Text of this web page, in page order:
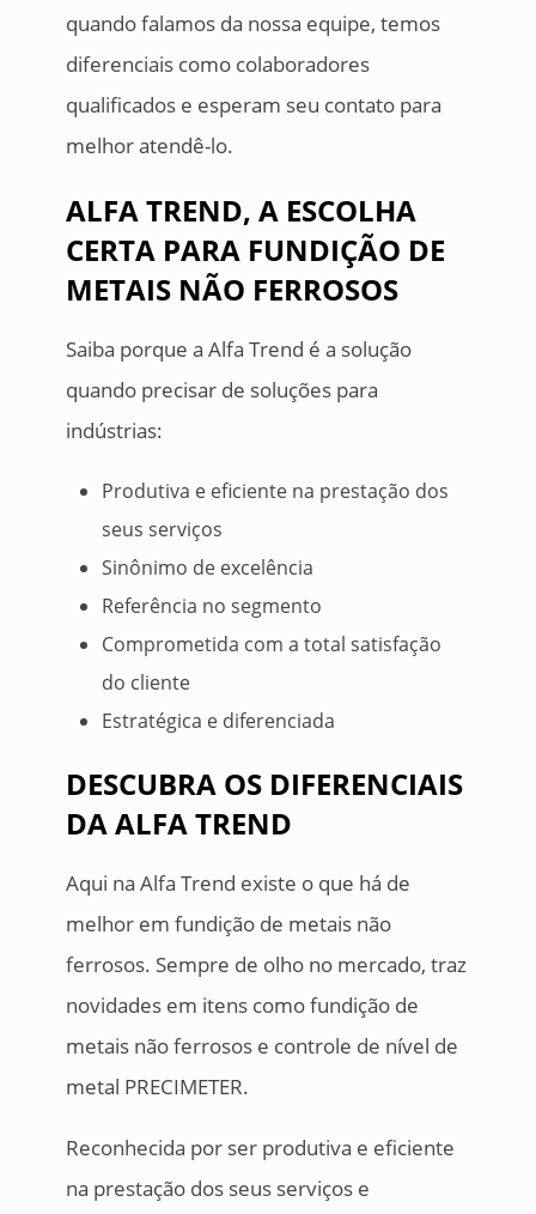
quando falamos da nossa equipe, temos
diferenciais como colaboradores
qualificados e esperam seu contato para
melhor atendê-lo.
ALFA TREND, A ESCOLHA
CERTA PARA FUNDIÇÃO DE
METAIS NÃO FERROSOS
Saiba porque a Alfa Trend é a solução
quando precisar de soluções para
indústrias:
Produtiva e eficiente na prestação dos
seus serviços
Sinônimo de excelência
Referência no segmento
Comprometida com a total satisfação
do cliente
Estratégica e diferenciada
DESCUBRA OS DIFERENCIAIS
DA ALFA TREND
Aqui na Alfa Trend existe o que há de
melhor em fundição de metais não
ferrosos. Sempre de olho no mercado, traz
novidades em itens como fundição de
metais não ferrosos e controle de nível de
metal PRECIMETER.
Reconhecida por ser produtiva e eficiente
na prestação dos seus serviços e